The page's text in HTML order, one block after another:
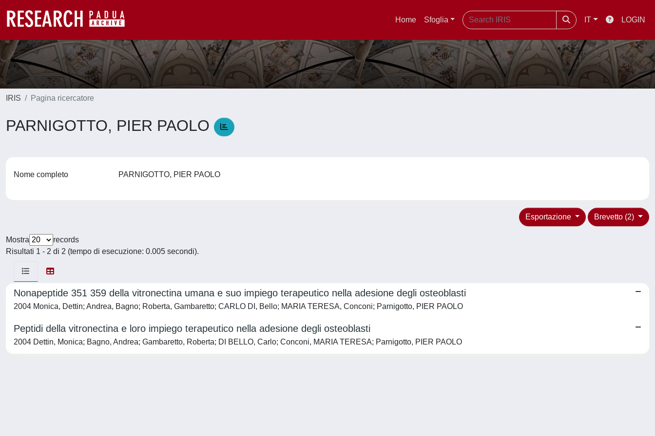
Home Sfoglia IT LOGIN
IRIS Pagina ricercatore
PARNIGOTTO, PIER PAOLO
Nome completo PARNIGOTTO, PIER PAOLO
Brevetto (2)
Esportazione
Mostra
records
Risultati 1 - 2 di 2 (tempo di esecuzione: 0.005 secondi).
Nonapeptide 351 359 della vitronectina umana e suo impiego terapeutico nella adesione degli osteoblasti
2004 Monica, Dettin; Andrea, Bagno; Roberta, Gambaretto; CARLO DI, Bello; MARIA TERESA, Conconi; Parnigotto, PIER PAOLO
Peptidi della vitronectina e loro impiego terapeutico nella adesione degli osteoblasti
2004 Dettin, Monica; Bagno, Andrea; Gambaretto, Roberta; DI BELLO, Carlo; Conconi, MARIA TERESA; Parnigotto, PIER PAOLO